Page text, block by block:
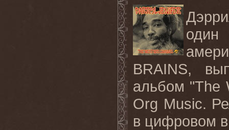
BRAINS,
альбом "The
Org Music.
в цифровом